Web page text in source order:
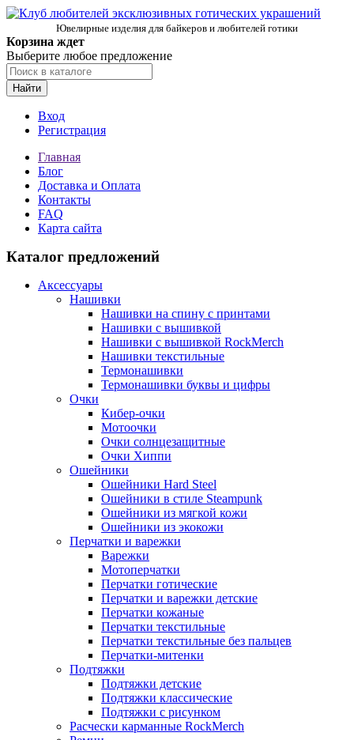
Ювелирные изделия для байкеров и любителей готики
Корзина ждет
Выберите любое предложение
Найти
Вход
Регистрация
Главная
Блог
Доставка и Оплата
Контакты
FAQ
Карта сайта
Каталог предложений
Аксессуары
Нашивки
Нашивки на спину с принтами
Нашивки с вышивкой
Нашивки с вышивкой RockMerch
Нашивки текстильные
Термонашивки
Термонашивки буквы и цифры
Очки
Кибер-очки
Мотоочки
Очки солнцезащитные
Очки Хиппи
Ошейники
Ошейники Hard Steel
Ошейники в стиле Steampunk
Ошейники из мягкой кожи
Ошейники из экокожи
Перчатки и варежки
Варежки
Мотоперчатки
Перчатки готические
Перчатки и варежки детские
Перчатки кожаные
Перчатки текстильные
Перчатки текстильные без пальцев
Перчатки-митенки
Подтяжки
Подтяжки детские
Подтяжки классические
Подтяжки с рисунком
Расчески карманные RockMerch